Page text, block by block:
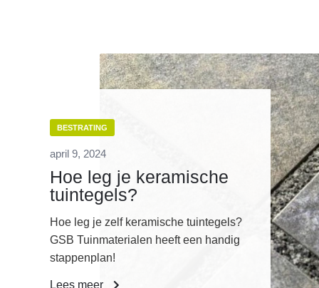
BESTRATING
april 9, 2024
Hoe leg je keramische
tuintegels?
Hoe leg je zelf keramische tuintegels?
GSB Tuinmaterialen heeft een handig
stappenplan!
Lees meer